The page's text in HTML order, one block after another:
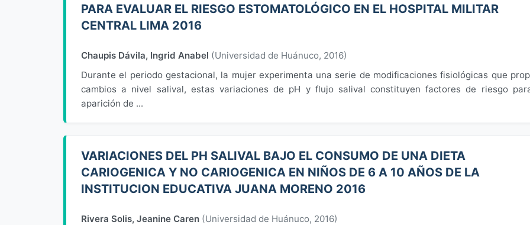
PARA EVALUAR EL RIESGO ESTOMATOLÓGICO EN EL HOSPITAL MILITAR
CENTRAL LIMA 2016
Chaupis Dávila, Ingrid Anabel (Universidad de Huánuco, 2016)
Durante el periodo gestacional, la mujer experimenta una serie de modificaciones fisiológicas que
cambios a nivel salival, estas variaciones de pH y flujo salival constituyen factores de riesgo
aparición de ...
VARIACIONES DEL PH SALIVAL BAJO EL CONSUMO DE UNA DIETA
CARIOGENICA Y NO CARIOGENICA EN NIÑOS DE 6 A 10 AÑOS DE LA
INSTITUCION EDUCATIVA JUANA MORENO 2016
Rivera Solis, Jeanine Caren (Universidad de Huánuco, 2016)